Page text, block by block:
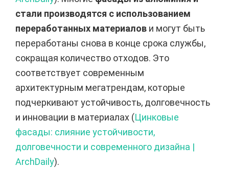
стали производятся с использованием
переработанных материалов и могут быть
переработаны снова в конце срока службы,
сокращая количество отходов. Это
соответствует современным
архитектурным мегатрендам, которые
подчеркивают устойчивость, долговечность
и инновации в материалах (Цинковые
фасады: слияние устойчивости,
долговечности и современного дизайна |
ArchDaily).